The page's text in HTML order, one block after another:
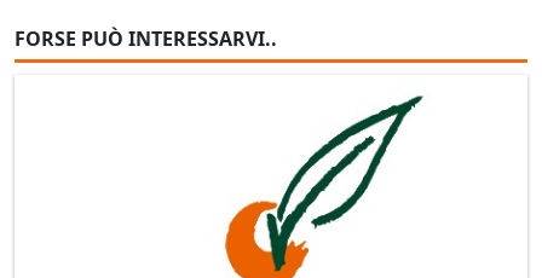
FORSE PUÒ INTERESSARVI..